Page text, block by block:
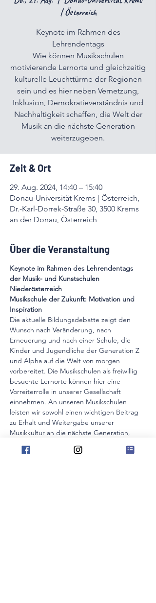
| Österreich
Keynote im Rahmen des
Lehrendentags
Wie können Musikschulen
motivierende Lernorte und gleichzeitig
kulturelle Leuchttürme der Regionen
sein und es hier neben Vernetzung,
Inklusion, Demokratieverständnis und
Nachhaltigkeit schaffen, die Welt der
Musik an die nächste Generation
weiterzugeben.
Zeit & Ort
29. Aug. 2024, 14:40 – 15:40
Donau-Universität Krems | Österreich,
Dr.-Karl-Dorrek-Straße 30, 3500 Krems
an der Donau, Österreich
Über die Veranstaltung
Keynote im Rahmen des Lehrendentags
der Musik- und Kunstschulen
Niederösterreich
Musikschule der Zukunft: Motivation und
Inspiration
Die aktuelle Bildungsdebatte zeigt den
Wunsch nach Veränderung, nach
Erneuerung und nach einer Schule, die
Kinder und Jugendliche der Generation Z
und Alpha auf die Welt von morgen
vorbereitet. Die Musikschulen als freiwillig
besuchte Lernorte können hier eine
Vorreiterrolle in unserer Gesellschaft
einnehmen. An unseren Musikschulen
leisten wir sowohl einen wichtigen Beitrag
zu Erhalt und Weitergabe unserer
Musikkultur an die nächste Generation,
Zukunftsskills: Kreativität und